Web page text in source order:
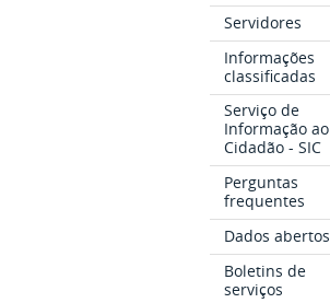
Servidores
Informações
classificadas
Serviço de
Informação ao
Cidadão - SIC
Perguntas
frequentes
Dados abertos
Boletins de
serviços